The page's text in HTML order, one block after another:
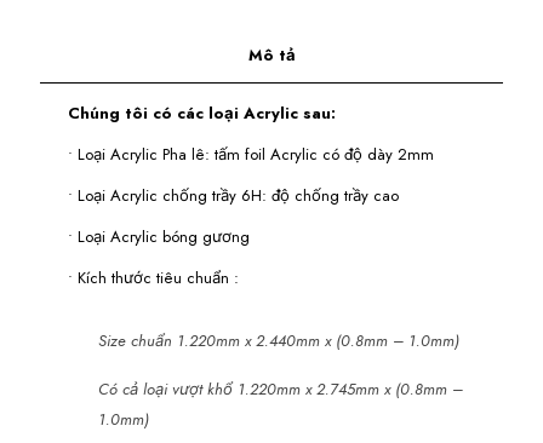
Mô tả
Chúng tôi có các loại Acrylic sau:
• Loại Acrylic Pha lê: tấm foil Acrylic có độ dày 2mm
• Loại Acrylic chống trầy 6H: độ chống trầy cao
• Loại Acrylic bóng gương
• Kích thước tiêu chuẩn :
Size chuẩn 1.220mm x 2.440mm x (0.8mm – 1.0mm)
Có cả loại vượt khổ 1.220mm x 2.745mm x (0.8mm –
1.0mm)